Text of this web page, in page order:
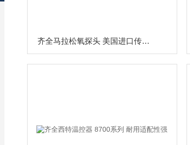
齐全马拉松氧探头 美国进口传感器